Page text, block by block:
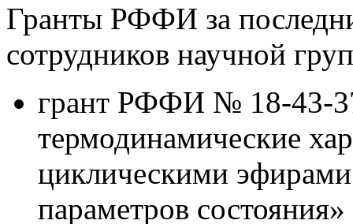
Гранты РФФИ за
сотрудников научной
грант РФФИ № 18-43-
термодинамические
циклическими
параметров